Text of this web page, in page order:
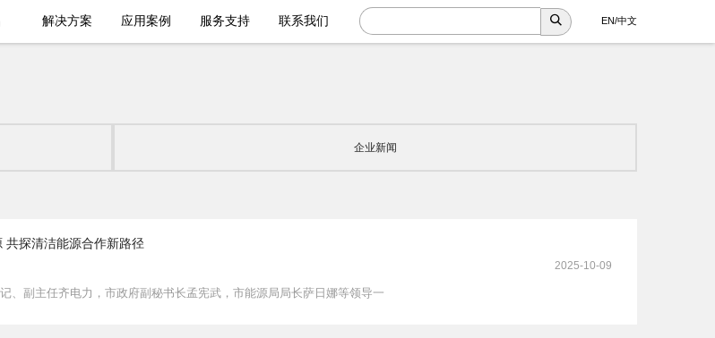
解决方案 应用案例 服务支持 联系我们 EN/中文
企业新闻
共探清洁能源合作新路径
、副主任齐电力，市政府副秘书长孟宪武，市能源局局长萨日娜等领导一
2025-10-09